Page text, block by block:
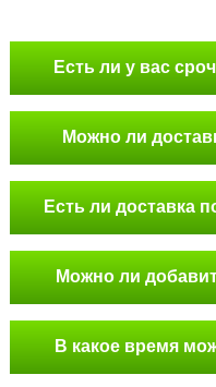
Есть ли у вас
Можно ли
Есть ли доставка
Можно ли
В какое время